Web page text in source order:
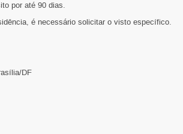
por até 90 dias.
é necessário solicitar o visto específico.
DF